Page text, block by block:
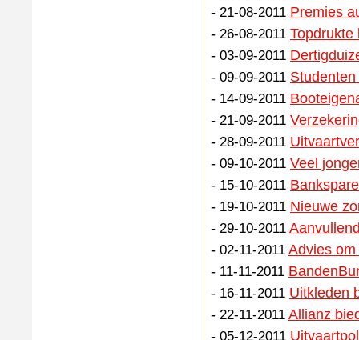
- 21-08-2011 Premies
- 26-08-2011 Topdrukte
- 03-09-2011
- 09-09-2011
- 14-09-2011
- 21-09-2011
- 28-09-2011
- 09-10-2011 Veel
- 15-10-2011
- 19-10-2011 Nieuwe
- 29-10-2011
- 02-11-2011 Advies
- 11-11-2011
- 16-11-2011 Uitkleden
- 22-11-2011 Allianz
- 05-12-2011